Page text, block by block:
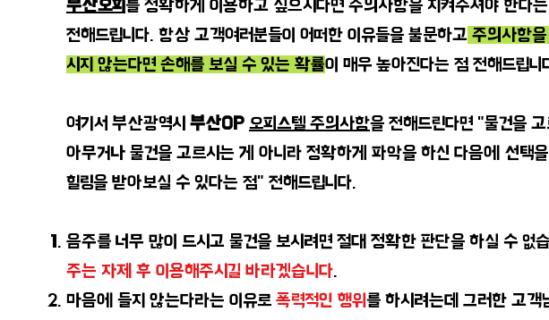
부산오피 를 정확하게 이용하고 싶으시다면 주의사항을 지켜주셔야 한다
전해드립니다. 항상 고객여러분들이 어떠한 이유들을 불문하고 주의사항을
시지 않는다면 손해를 보실 수 있는 확률이 매우 높아진다는 점 전해드립니
여기서 부산광역시 부산OP 오피스텔 주의사항을 전해드린다면 "물건을 고
아무거나 물건을 고르시는 게 아니라 정확하게 파악을 하신 다음에 선택
힐링을 받아보실 수 있다는 점" 전해드립니다.
음주를 너무 많이 드시고 물건을 보시려면 절대 정확한 판단을 하실 수 없
주는 자제 후 이용해주시길 바라겠습니다.
마음에 들지 않는다라는 이유로 폭력적인 행위 를 하시려는데 그러한 고객